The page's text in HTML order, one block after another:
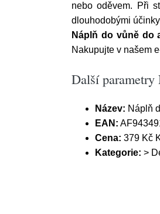
nebo oděvem. Při
dlouhodobými
Náplň do vůně do
Nakupujte v našem
Další parametry
Název: Náplň
EAN:
Cena: 379 Kč
Kategorie: >